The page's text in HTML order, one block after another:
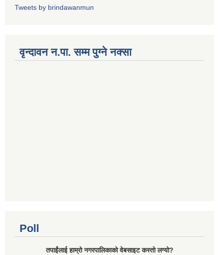
Tweets by brindawanmun
वृन्दावन न.पा. सम्म पुग्ने नक्सा
Poll
तपाईंलाई हाम्रो नगरपालिकाको वेबसाइट कस्तो लग्यो?